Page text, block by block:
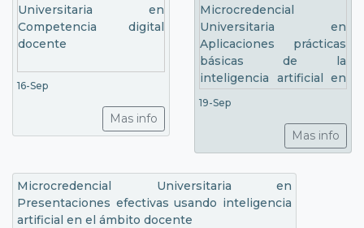
16-Sep
Mas info
19-Sep
Mas info
Microcredencial Universitaria en
Presentaciones efectivas usando inteligencia
artificial en el ámbito docente